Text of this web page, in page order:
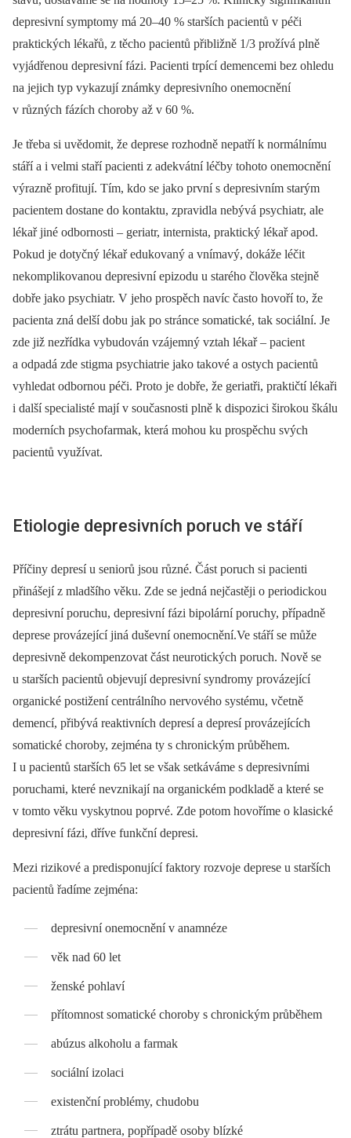
depresivní symptomy má 20–40 % starších pacientů v péči
praktických lékařů, z těcho pacientů přibližně 1/3 prožívá plně
vyjádřenou depresivní fázi. Pacienti trpící demencemi bez ohledu
na jejich typ vykazují známky depresivního onemocnění
v různých fázích choroby až v 60 %.
Je třeba si uvědomit, že deprese rozhodně nepatří k normálnímu
stáří a i velmi staří pacienti z adekvátní léčby tohoto onemocnění
výrazně profitují. Tím, kdo se jako první s depresivním starým
pacientem dostane do kontaktu, zpravidla nebývá psychiatr, ale
lékař jiné odbornosti –⁠ geriatr, internista, praktický lékař apod.
Pokud je dotyčný lékař edukovaný a vnímavý, dokáže léčit
nekomplikovanou depresivní epizodu u starého člověka stejně
dobře jako psychiatr. V jeho prospěch navíc často hovoří to, že
pacienta zná delší dobu jak po stránce somatické, tak sociální. Je
zde již nezřídka vybudován vzájemný vztah lékař –⁠ pacient
a odpadá zde stigma psychiatrie jako takové a ostych pacientů
vyhledat odbornou péči. Proto je dobře, že geriatři, praktičtí lékaři
i další specialisté mají v současnosti plně k dispozici širokou škálu
moderních psychofarmak, která mohou ku prospěchu svých
pacientů využívat.
Etiologie depresivních poruch ve stáří
Příčiny depresí u seniorů jsou různé. Část poruch si pacienti
přinášejí z mladšího věku. Zde se jedná nejčastěji o periodickou
depresivní poruchu, depresivní fázi bipolární poruchy, případně
deprese provázející jiná duševní onemocnění.Ve stáří se může
depresivně dekompenzovat část neurotických poruch. Nově se
u starších pacientů objevují depresivní syndromy provázející
organické postižení centrálního nervového systému, včetně
demencí, přibývá reaktivních depresí a depresí provázejících
somatické choroby, zejména ty s chronickým průběhem.
I u pacientů starších 65 let se však setkáváme s depresivními
poruchami, které nevznikají na organickém podkladě a které se
v tomto věku vyskytnou poprvé. Zde potom hovoříme o klasické
depresivní fázi, dříve funkční depresi.
Mezi rizikové a predisponující faktory rozvoje deprese u starších
pacientů řadíme zejména:
depresivní onemocnění v anamnéze
věk nad 60 let
ženské pohlaví
přítomnost somatické choroby s chronickým průběhem
abúzus alkoholu a farmak
sociální izolaci
existenční problémy, chudobu
ztrátu partnera, popřípadě osoby blízké